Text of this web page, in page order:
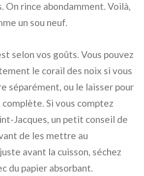
On rince abondamment. Voilà,
un sou neuf.
selon vos goûts. Vous pouvez
le corail des noix si vous
séparément, ou le laisser pour
complète. Si vous comptez
Jacques, un petit conseil de
de les mettre au
avant la cuisson, séchez
du papier absorbant.